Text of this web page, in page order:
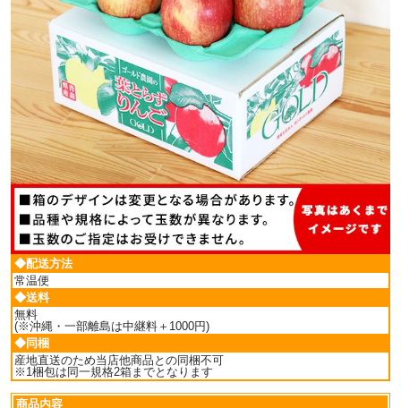
◆配送方法
常温便
◆送料
無料
(※沖縄・一部離島は中継料＋1000円)
◆同梱
産地直送のため当店他商品との同梱不可
※1梱包は同一規格2箱までとなります
商品内容